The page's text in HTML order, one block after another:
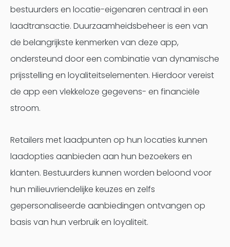
bestuurders en locatie-eigenaren centraal in een
laadtransactie. Duurzaamheidsbeheer is een van
de belangrijkste kenmerken van deze app,
ondersteund door een combinatie van dynamische
prijsstelling en loyaliteitselementen. Hierdoor vereist
de app een vlekkeloze gegevens- en financiële
stroom.
Retailers met laadpunten op hun locaties kunnen
laadopties aanbieden aan hun bezoekers en
klanten. Bestuurders kunnen worden beloond voor
hun milieuvriendelijke keuzes en zelfs
gepersonaliseerde aanbiedingen ontvangen op
basis van hun verbruik en loyaliteit.